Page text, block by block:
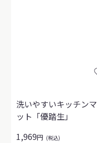
洗いやすいキッチンマ
ット「優踏生」
1,969円 (税込)